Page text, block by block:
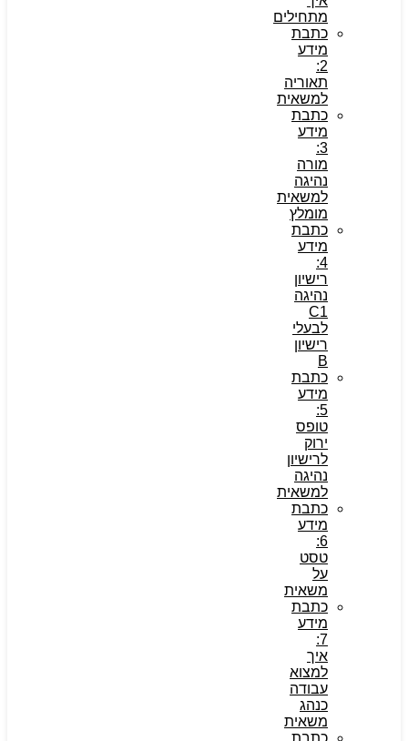
מתחילים
כתבת
מידע
2:
תאוריה
למשאית
כתבת
מידע
3:
מורה
נהיגה
למשאית
מומלץ
כתבת
מידע
4:
רישיון
נהיגה
C1
לבעלי
רישיון
B
כתבת
מידע
5:
טופס
ירוק
לרישיון
נהיגה
למשאית
כתבת
מידע
6:
טסט
על
משאית
כתבת
מידע
7:
איך
למצוא
עבודה
כנהג
משאית